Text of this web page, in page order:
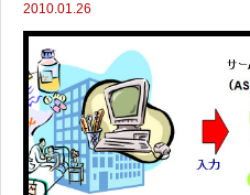
2010.01.26